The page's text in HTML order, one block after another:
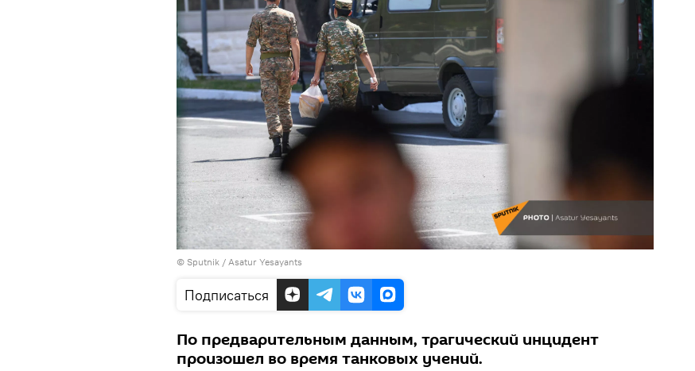
© Sputnik / Asatur Yesayants
Подписаться
По предварительным данным, трагический инцидент
произошел во время танковых учений.